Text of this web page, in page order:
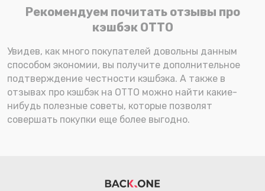
Рекомендуем почитать отзывы про
кэшбэк ОТТО
Увидев, как много покупателей довольны данным
способом экономии, вы получите дополнительное
подтверждение честности кэшбэка. А также в
отзывах про кэшбэк на OTTO можно найти какие-
нибудь полезные советы, которые позволят
совершать покупки еще более выгодно.